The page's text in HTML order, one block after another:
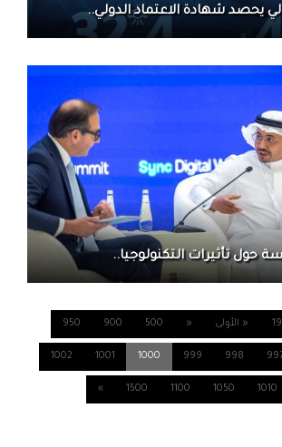
يحصد شهادة الاعتماد الدولي..
حول تأثيرات التكنولوجيا..
« الأولى «
500
900
950
998
999
1000
1001
1002
1010
1050
1100
1500
»